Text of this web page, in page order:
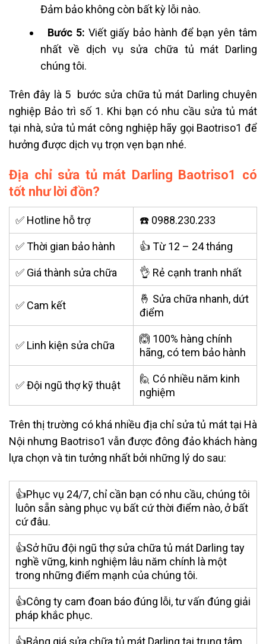
Đảm bảo không còn bất kỳ lỗi nào.
Bước 5: Viết giấy bảo hành để bạn yên tâm
nhất về dịch vụ sửa chữa tủ mát Darling
chúng tôi.
Trên đây là 5 bước sửa chữa tủ mát Darling chuyên
nghiệp Bảo trì số 1. Khi bạn có nhu cầu sửa tủ mát
tại nhà, sửa tủ mát công nghiệp hãy gọi Baotriso1 để
hưởng được dịch vụ trọn vẹn bạn nhé.
Địa chỉ sửa tủ mát Darling Baotriso1 có
tốt như lời đồn?
✅ Hotline hỗ trợ ☎️ 0988.230.233
✅ Thời gian bảo hành 👍 Từ 12 – 24 tháng
✅ Giá thành sửa chữa 👌 Rẻ cạnh tranh nhất
✅ Cam kết
🤞 Sửa chữa nhanh, dứt
điểm
✅ Linh kiện sửa chữa
🙆 100% hàng chính
hãng, có tem bảo hành
✅ Đội ngũ thợ kỹ thuật
🙋 Có nhiều năm kinh
nghiệm
Trên thị trường có khá nhiều địa chỉ sửa tủ mát tại Hà
Nội nhưng Baotriso1 vẫn được đông đảo khách hàng
lựa chọn và tin tưởng nhất bởi những lý do sau:
👍Phục vụ 24/7, chỉ cần bạn có nhu cầu, chúng tôi
luôn sẵn sàng phục vụ bất cứ thời điểm nào, ở bất
cứ đâu.
👍Sở hữu đội ngũ thợ sửa chữa tủ mát Darling tay
nghề vững, kinh nghiệm lâu năm chính là một
trong những điểm mạnh của chúng tôi.
👍Công ty cam đoan báo đúng lỗi, tư vấn đúng giải
pháp khắc phục.
👍Bảng giá sửa chữa tủ mát Darling tại trung tâm